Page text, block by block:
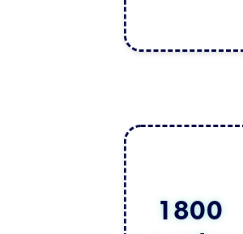
1800